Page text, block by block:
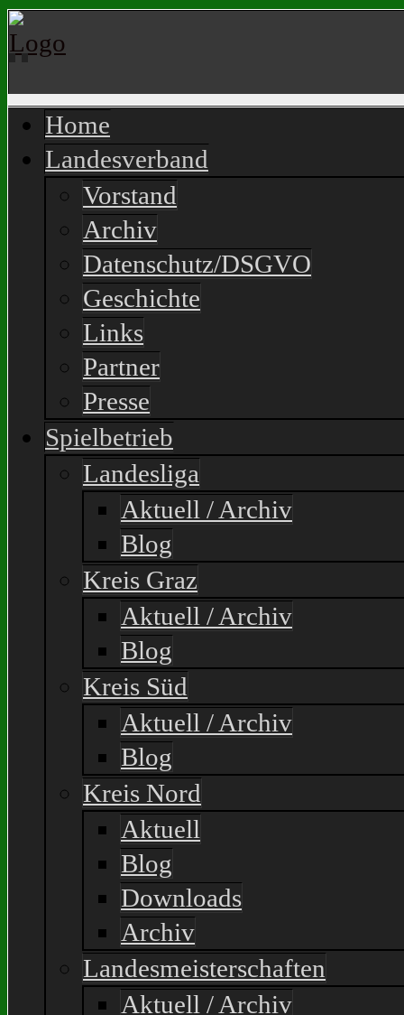
Home
Landesverband
Vorstand
Archiv
Datenschutz/DSGVO
Geschichte
Links
Partner
Presse
Spielbetrieb
Landesliga
Aktuell / Archiv
Blog
Kreis Graz
Aktuell / Archiv
Blog
Kreis Süd
Aktuell / Archiv
Blog
Kreis Nord
Aktuell
Blog
Downloads
Archiv
Landesmeisterschaften
Aktuell / Archiv